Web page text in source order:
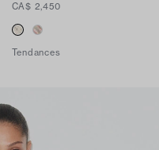
CA$ 2,450
Tendances